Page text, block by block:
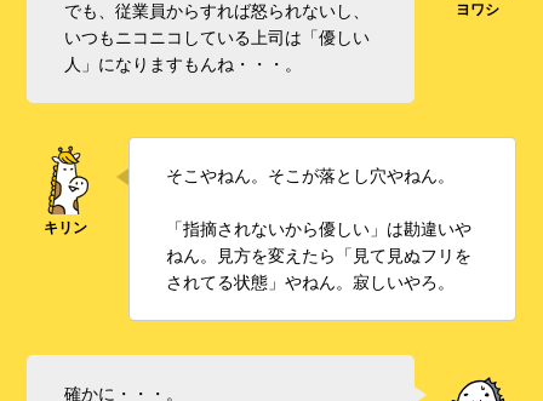
でも、従業員からすれば怒られないし、
いつもニコニコしている上司は「優しい
人」になりますもんね・・・。
そこやねん。そこが落とし穴やねん。
「指摘されないから優しい」は勘違いや
ねん。見方を変えたら「見て見ぬフリを
されてる状態」やねん。寂しいやろ。
確かに・・・。